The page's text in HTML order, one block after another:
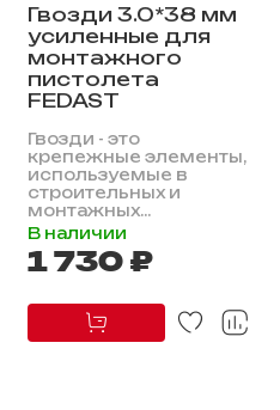
Гвозди 3.0*38 мм
усиленные для
монтажного
пистолета
FEDAST
Гвозди - это
крепежные элементы,
используемые в
строительных и
монтажных...
В наличии
1 730 ₽